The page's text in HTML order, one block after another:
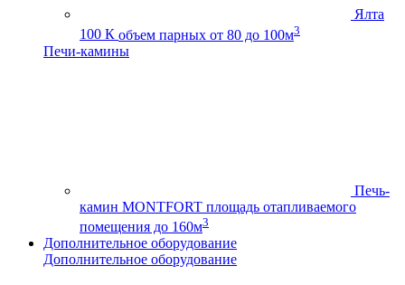
Ялта
100 К объем парных от 80 до 100м3
Печи-камины
Печь-
камин MONTFORT площадь отапливаемого
помещения до 160м3
Дополнительное оборудование
Дополнительное оборудование